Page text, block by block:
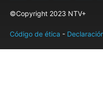
©Copyright 2023 NTV+
Código de ética -